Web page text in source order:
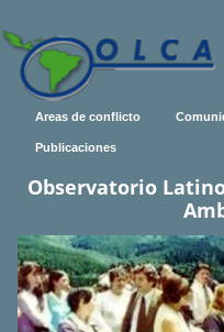
Areas de conflicto
Publicaciones
Observatorio